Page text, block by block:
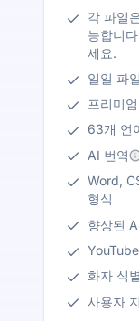
각 파일
능합니
세요.
일일 파
프리미
63개 언
AI 번역
Word,
형식
향상된
화자 식별
사용자